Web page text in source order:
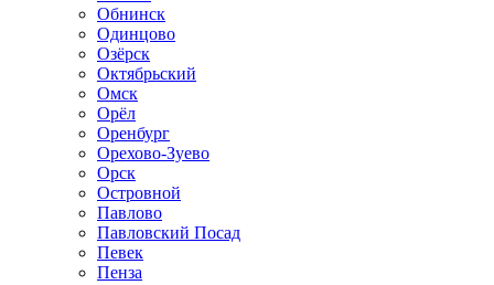
Обнинск
Одинцово
Озёрск
Октябрьский
Омск
Орёл
Оренбург
Орехово-Зуево
Орск
Островной
Павлово
Павловский Посад
Певек
Пенза